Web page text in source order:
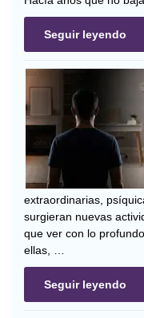
Seguir leyendo
extraordinarias,
surgieran nuevas
que ver con lo
ellas, …
Seguir leyendo